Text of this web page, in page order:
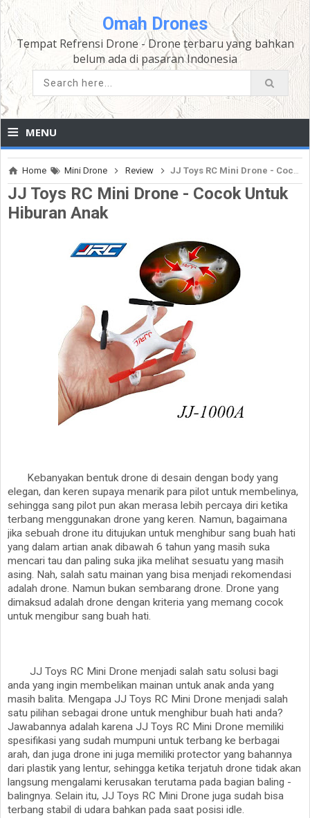
Omah Drones
Tempat Refrensi Drone - Drone terbaru yang bahkan
belum ada di pasaran Indonesia
≡ MENU
Home Mini Drone Review JJ Toys RC Mini Drone - Cocok Untuk Hiburan Anak
JJ Toys RC Mini Drone - Cocok Untuk
Hiburan Anak
Kebanyakan bentuk drone di desain dengan body yang
elegan, dan keren supaya menarik para pilot untuk membelinya,
sehingga sang pilot pun akan merasa lebih percaya diri ketika
terbang menggunakan drone yang keren. Namun, bagaimana
jika sebuah drone itu ditujukan untuk menghibur sang buah hati
yang dalam artian anak dibawah 6 tahun yang masih suka
mencari tau dan paling suka jika melihat sesuatu yang masih
asing. Nah, salah satu mainan yang bisa menjadi rekomendasi
adalah drone. Namun bukan sembarang drone. Drone yang
dimaksud adalah drone dengan kriteria yang memang cocok
untuk mengibur sang buah hati.
JJ Toys RC Mini Drone menjadi salah satu solusi bagi
anda yang ingin membelikan mainan untuk anak anda yang
masih balita. Mengapa JJ Toys RC Mini Drone menjadi salah
satu pilihan sebagai drone untuk menghibur buah hati anda?
Jawabannya adalah karena JJ Toys RC Mini Drone memiliki
spesifikasi yang sudah mumpuni untuk terbang ke berbagai
arah, dan juga drone ini juga memiliki protector yang bahannya
dari plastik yang lentur, sehingga ketika terjatuh drone tidak akan
langsung mengalami kerusakan terutama pada bagian baling -
balingnya. Selain itu, JJ Toys RC Mini Drone juga sudah bisa
terbang stabil di udara bahkan pada saat posisi idle.